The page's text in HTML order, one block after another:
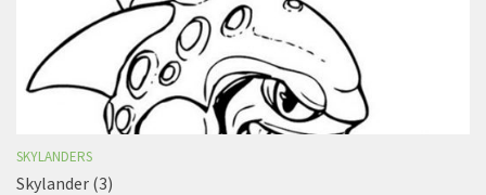
SKYLANDERS
Skylander (3)